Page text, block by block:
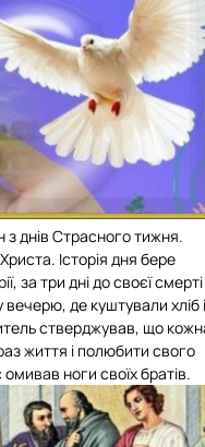
днів Страсного тижня.
Історія дня бере
за три дні до своєї смерті
вечерю, де куштували хліб і
стверджував, що
життя і полюбити свого
ноги своїх братів.